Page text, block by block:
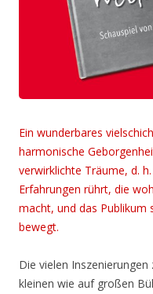
Ein wunderbares
harmonische
verwirklichte Träume, d.
Erfahrungen rührt, die
macht, und das
bewegt.
Die vielen
kleinen wie auf großen